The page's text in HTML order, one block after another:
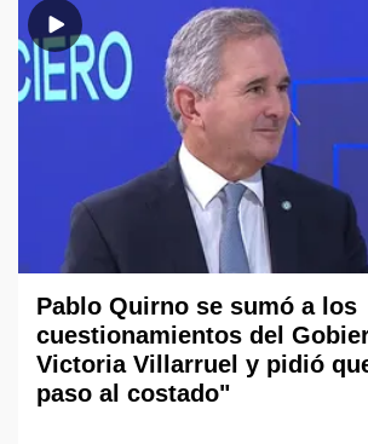
Pablo Quirno se sumó a los
cuestionamientos del
Victoria Villarruel y pidió
paso al costado"